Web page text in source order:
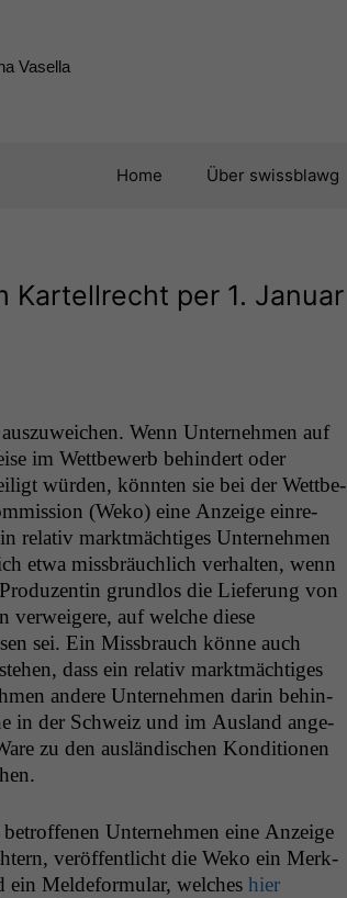
Vasella
Home Über swissblawg
Kartellrecht per 1. Januar
Wenn Unternehmen auf
im Wet­tbe­werb behin­dert oder
wür­den, kön­nten sie bei der Wet­tbe­
(Weko) eine Anzeige ein­re­
rel­a­tiv mark­t­mächtiges Unternehmen
etwa miss­bräuch­lich ver­hal­ten, wenn
grund­los die Liefer­ung von
ver­weigere, auf welche diese
sei. Ein Miss­brauch könne auch
dass ein rel­a­tiv mark­t­mächtiges
andere Unternehmen darin behin­
in der Schweiz und im Aus­land ange­
zu den aus­ländis­chen Kon­di­tio­nen
Unternehmen eine Anzeige
veröf­fentlicht die Weko ein Merk­
ein Melde­for­mu­lar, welch­es hier